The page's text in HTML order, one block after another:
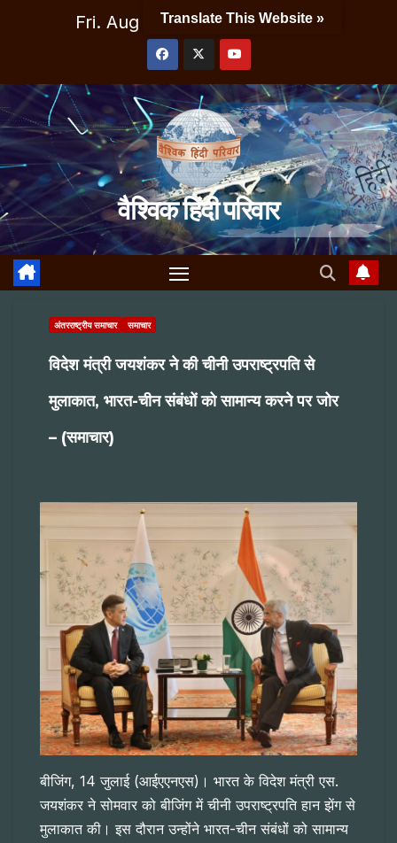
Fri. Aug 7th, 2026 3:17:04 AM
वैश्विक हिंदी परिवार
अंतरराष्ट्रीय समाचार समाचार
विदेश मंत्री जयशंकर ने की चीनी उपराष्ट्रपति से
मुलाकात, भारत-चीन संबंधों को सामान्य करने पर जोर
– (समाचार)
बीजिंग, 14 जुलाई (आईएएनएस)। भारत के विदेश मंत्री एस.
जयशंकर ने सोमवार को बीजिंग में चीनी उपराष्ट्रपति हान झेंग से
मुलाकात की। इस दौरान उन्होंने भारत-चीन संबंधों को सामान्य
Translate This Website »